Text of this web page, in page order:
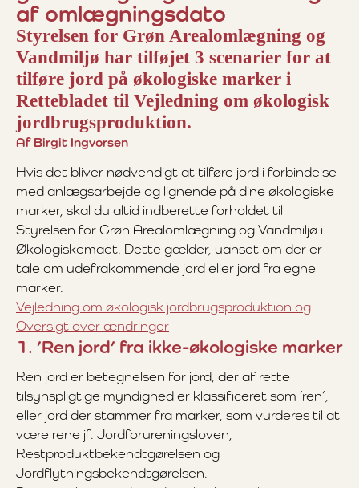
af omlægningsdato
Styrelsen for Grøn Arealomlægning og
Vandmiljø har tilføjet 3 scenarier for at
tilføre jord på økologiske marker i
Rettebladet til Vejledning om økologisk
jordbrugsproduktion.
Af Birgit Ingvorsen
Hvis det bliver nødvendigt at tilføre jord i forbindelse
med anlægsarbejde og lignende på dine økologiske
marker, skal du altid indberette forholdet til
Styrelsen for Grøn Arealomlægning og Vandmiljø i
Økologiskemaet. Dette gælder, uanset om der er
tale om udefrakommende jord eller jord fra egne
marker.
Vejledning om økologisk jordbrugsproduktion og
Oversigt over ændringer
1. ’Ren jord’ fra ikke-økologiske marker
Ren jord er betegnelsen for jord, der af rette
tilsynspligtige myndighed er klassificeret som ’ren’,
eller jord der stammer fra marker, som vurderes til at
være rene jf. Jordforureningsloven,
Restproduktbekendtgørelsen og
Jordflytningsbekendtgørelsen.